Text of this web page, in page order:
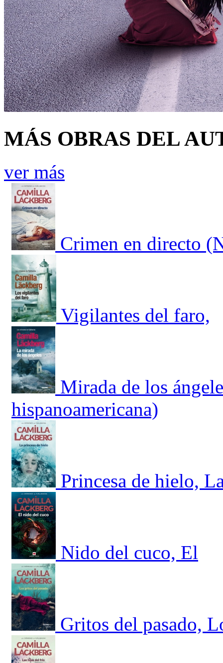
MÁS OBRAS DEL
ver más
Crimen en directo
Vigilantes del faro,
Mirada de los
hispanoamericana)
Princesa de hielo,
Nido del cuco, El
Gritos del pasado,